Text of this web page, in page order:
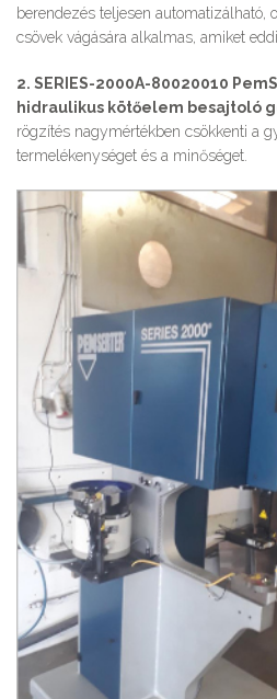
berendezés teljesen automatizálható,
csövek vágására alkalmas, amiket
2. SERIES-2000A-80020010
hidraulikus kötőelem besajtoló
rögzítés nagymértékben csökkenti a
termelékenységet és a minőséget.